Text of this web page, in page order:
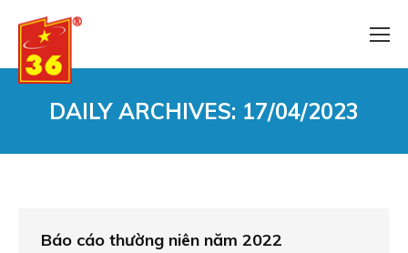
DAILY ARCHIVES: 17/04/2023
Báo cáo thường niên năm 2022